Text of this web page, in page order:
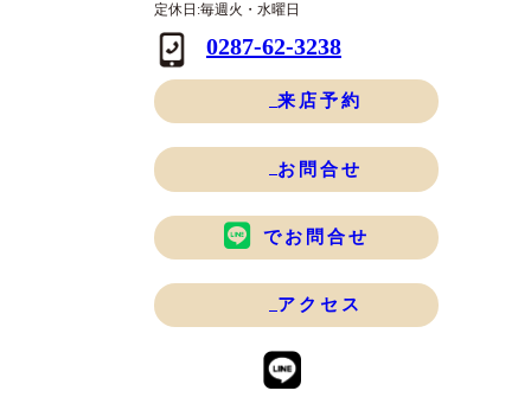
定休日:毎週火・水曜日
0287-62-3238
来店予約
お問合せ
でお問合せ
アクセス